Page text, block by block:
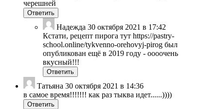
черешней
Ответить
Надежда 30 октября 2021 в 17:42
Кстати, рецепт пирога тут https://pastry-
school.online/tykvenno-orehovyj-pirog был
опубликован ещё в 2019 году - оооочень
вкусный!!!
Ответить
Татьяна 30 октября 2021 в 14:36
в самое время!!!!!!! как раз тыква идет......))))
Ответить